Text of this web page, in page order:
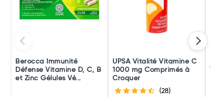
Berocca Immunité
Défense Vitamine D, C, B
et Zinc Gélules Vé...
UPSA Vitalité Vitamine C
1000 mg Comprimés à
Croquer
(28)